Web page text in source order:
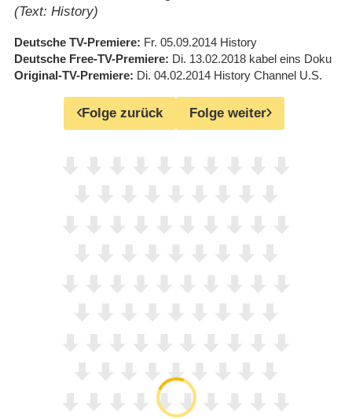
(Text: History)
Deutsche TV-Premiere Fr. 05.09.2014 History
Deutsche Free-TV-Premiere Di. 13.02.2018 kabel eins Doku
Original-TV-Premiere Di. 04.02.2014 History Channel U.S.
Folge zurück Folge weiter